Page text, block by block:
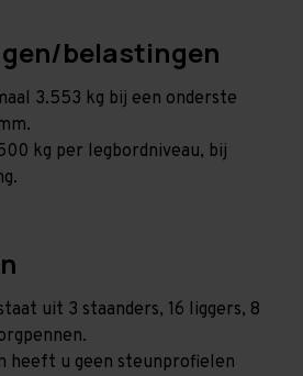
belastingen
3.553 kg bij een onderste
kg per legbordniveau, bij
uit 3 staanders, 16 liggers, 8
heeft u geen steunprofielen